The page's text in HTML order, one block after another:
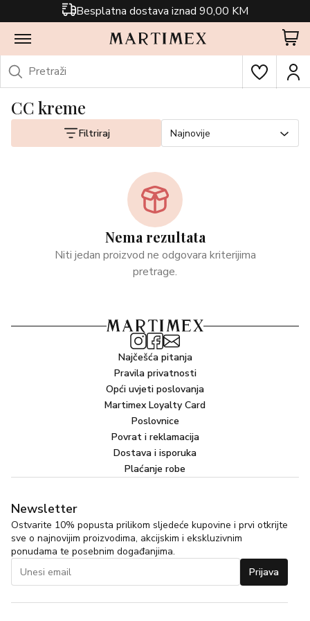
Besplatna dostava iznad 90,00 KM
CC kreme
Filtriraj Najnovije
Nema rezultata
Niti jedan proizvod ne odgovara kriterijima
pretrage.
Najčešća pitanja
Pravila privatnosti
Opći uvjeti poslovanja
Martimex Loyalty Card
Poslovnice
Povrat i reklamacija
Dostava i isporuka
Plaćanje robe
Newsletter
Ostvarite 10% popusta prilikom sljedeće kupovine i prvi otkrijte
sve o najnovijim proizvodima, akcijskim i ekskluzivnim
ponudama te posebnim događanjima.
Prijava